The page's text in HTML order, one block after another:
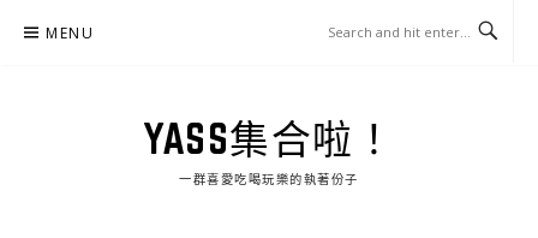
MENU
YASS集合啦！
一群喜愛吃喝玩樂的執著份子